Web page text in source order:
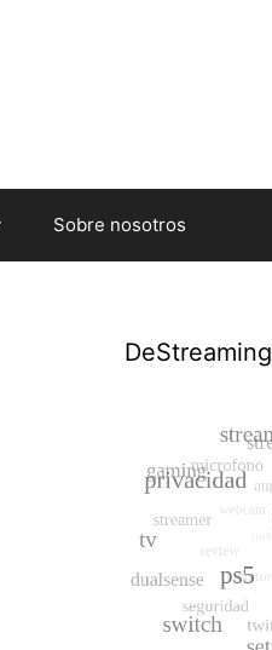
Sobre nosotros
DeStreaming